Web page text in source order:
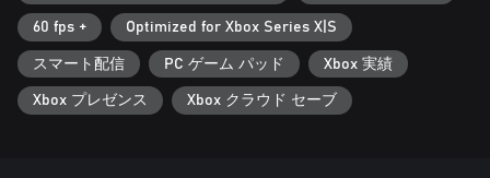
60 fps + Optimized for Xbox Series X|S
スマート配信 PC ゲーム パッド Xbox 実績
Xbox プレゼンス Xbox クラウド セーブ